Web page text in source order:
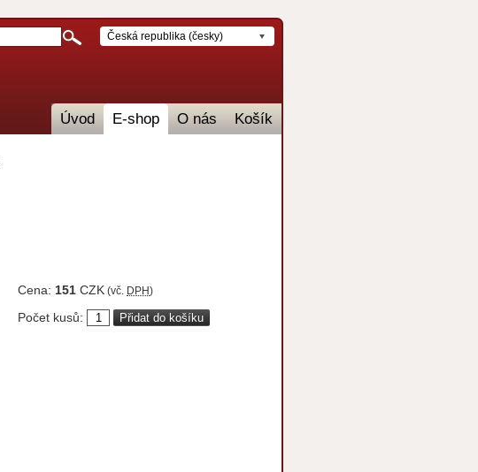
Cena: 151 CZK (vč. DPH)
Počet kusů:
Úvod E-shop O nás Košík
Česká republika (česky)